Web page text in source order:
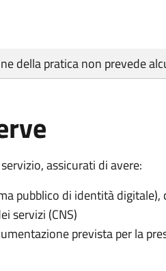
della pratica non prevede
assicurati di avere:
pubblico di identità
servizi (CNS)
prevista per la